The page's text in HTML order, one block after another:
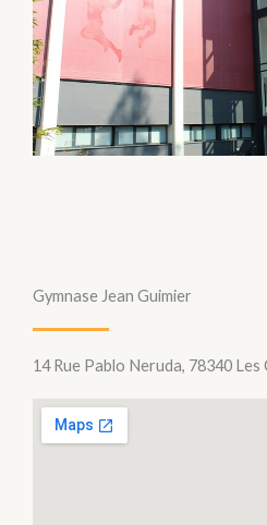
Gymnase Jean Guimier
14 Rue Pablo Neruda, 78340